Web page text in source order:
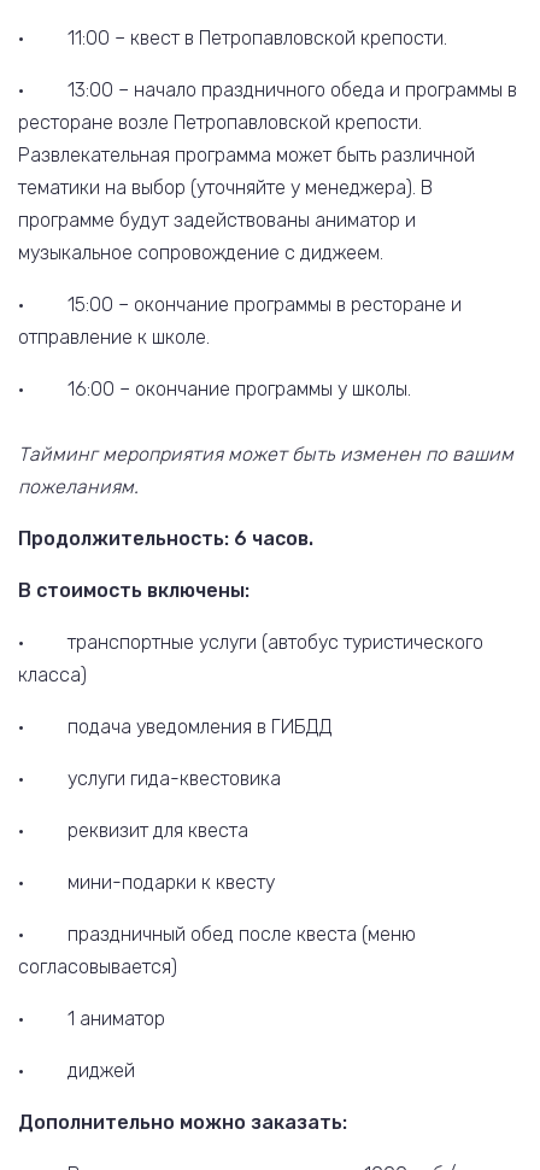
· 11:00 – квест в Петропавловской крепости.
· 13:00 – начало праздничного обеда и программы в
ресторане возле Петропавловской крепости.
Развлекательная программа может быть различной
тематики на выбор (уточняйте у менеджера). В
программе будут задействованы аниматор и
музыкальное сопровождение с диджеем.
· 15:00 – окончание программы в ресторане и
отправление к школе.
· 16:00 – окончание программы у школы.
Тайминг мероприятия может быть изменен по вашим
пожеланиям.
Продолжительность: 6 часов.
В стоимость включены:
· транспортные услуги (автобус туристического
класса)
· подача уведомления в ГИБДД
· услуги гида-квестовика
· реквизит для квеста
· мини-подарки к квесту
· праздничный обед после квеста (меню
согласовывается)
· 1 аниматор
· диджей
Дополнительно можно заказать: